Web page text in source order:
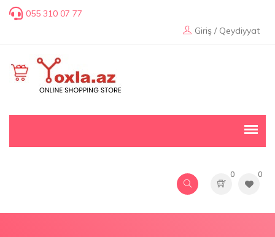
055 310 07 77
Giriş / Qeydiyyat
0 0